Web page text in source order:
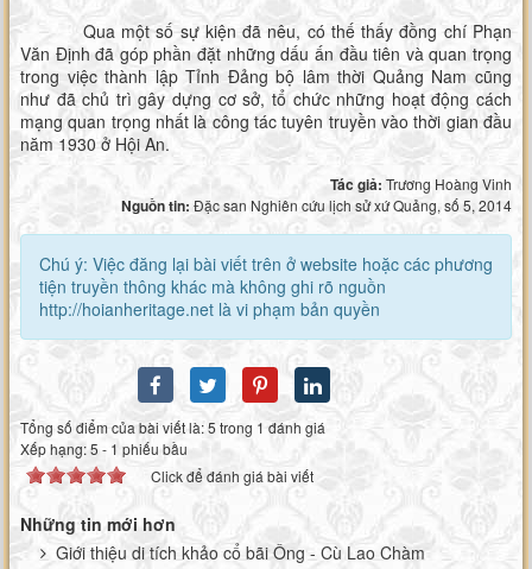
Qua một số sự kiện đã nêu, có thế thấy đồng chí Phạn
Văn Định đã góp phần đặt những dấu ấn đầu tiên và quan trọng
trong việc thành lập Tỉnh Đảng bộ lâm thời Quảng Nam cũng
như đã chủ trì gây dựng cơ sở, tổ chức những hoạt động cách
mạng quan trọng nhất là công tác tuyên truyền vào thời gian đầu
năm 1930 ở Hội An.
Tác giả: Trương Hoàng Vinh
Nguồn tin: Đặc san Nghiên cứu lịch sử xứ Quảng, số 5, 2014
Chú ý: Việc đăng lại bài viết trên ở website hoặc các phương
tiện truyền thông khác mà không ghi rõ nguồn
http://hoianheritage.net là vi phạm bản quyền
Tổng số điểm của bài viết là: 5 trong 1 đánh giá
Xếp hạng:5- 1 phiếu bầu
Click để đánh giá bài viết
Những tin mới hơn
Giới thiệu di tích khảo cổ bãi Ông - Cù Lao Chàm